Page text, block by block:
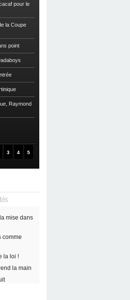
pour le
la Coupe
point
Raymond
3 4 5
mise dans
comme
la loi !
la main